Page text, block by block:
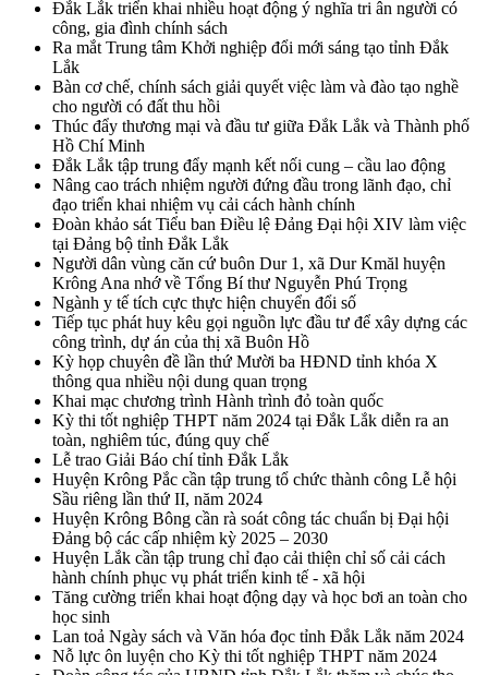
Đắk Lắk triển khai nhiều hoạt động ý nghĩa tri ân người có
công, gia đình chính sách
Ra mắt Trung tâm Khởi nghiệp đổi mới sáng tạo tỉnh Đắk
Lắk
Bàn cơ chế, chính sách giải quyết việc làm và đào tạo nghề
cho người có đất thu hồi
Thúc đẩy thương mại và đầu tư giữa Đắk Lắk và Thành phố
Hồ Chí Minh
Đắk Lắk tập trung đẩy mạnh kết nối cung – cầu lao động
Nâng cao trách nhiệm người đứng đầu trong lãnh đạo, chỉ
đạo triển khai nhiệm vụ cải cách hành chính
Đoàn khảo sát Tiểu ban Điều lệ Đảng Đại hội XIV làm việc
tại Đảng bộ tỉnh Đắk Lắk
Người dân vùng căn cứ buôn Dur 1, xã Dur Kmăl huyện
Krông Ana nhớ về Tổng Bí thư Nguyễn Phú Trọng
Ngành y tế tích cực thực hiện chuyển đổi số
Tiếp tục phát huy kêu gọi nguồn lực đầu tư để xây dựng các
công trình, dự án của thị xã Buôn Hồ
Kỳ họp chuyên đề lần thứ Mười ba HĐND tỉnh khóa X
thông qua nhiều nội dung quan trọng
Khai mạc chương trình Hành trình đỏ toàn quốc
Kỳ thi tốt nghiệp THPT năm 2024 tại Đắk Lắk diễn ra an
toàn, nghiêm túc, đúng quy chế
Lễ trao Giải Báo chí tỉnh Đắk Lắk
Huyện Krông Pắc cần tập trung tổ chức thành công Lễ hội
Sầu riêng lần thứ II, năm 2024
Huyện Krông Bông cần rà soát công tác chuẩn bị Đại hội
Đảng bộ các cấp nhiệm kỳ 2025 – 2030
Huyện Lắk cần tập trung chỉ đạo cải thiện chỉ số cải cách
hành chính phục vụ phát triển kinh tế - xã hội
Tăng cường triển khai hoạt động dạy và học bơi an toàn cho
học sinh
Lan toả Ngày sách và Văn hóa đọc tỉnh Đắk Lắk năm 2024
Nỗ lực ôn luyện cho Kỳ thi tốt nghiệp THPT năm 2024